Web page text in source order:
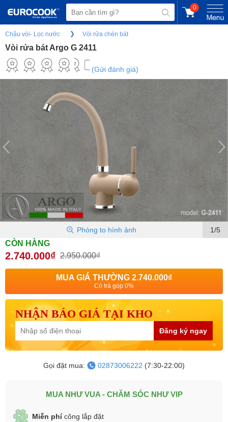
0
Chậu vòi- Lọc nước Vòi rửa chén bát
Vòi rửa bát Argo G 2411
(Gửi đánh giá)
1/5
Phóng to hình ảnh
CÒN HÀNG
2.740.000₫ 2.950.000₫
MUA GIÁ THƯỜNG 2.740.000₫
Có trả góp 0%
NHẬN BÁO GIÁ TẠI KHO
Đăng ký ngay
Gọi đặt mua: 02873006222 (7:30-22:00)
MUA NHƯ VUA - CHĂM SÓC NHƯ VIP
Miễn phícông lắp đặt